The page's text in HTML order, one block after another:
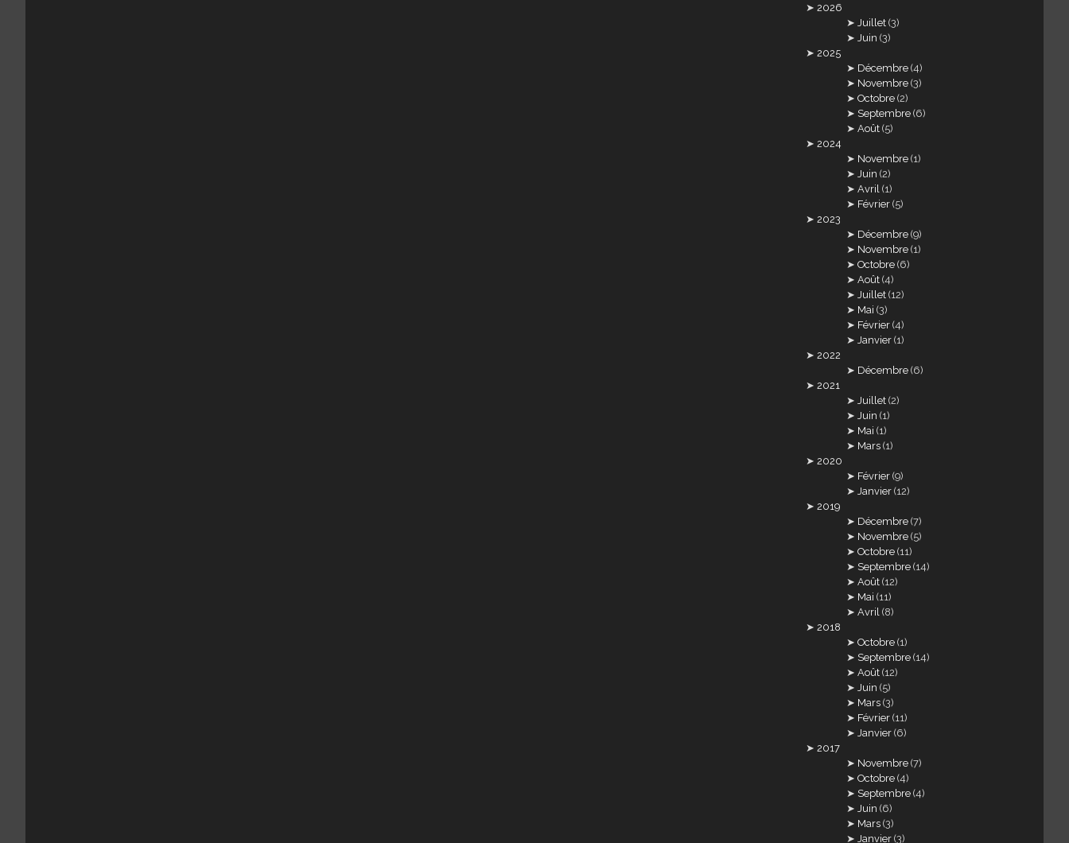
2026
Juillet (3)
Juin (3)
2025
Décembre (4)
Novembre (3)
Octobre (2)
Septembre (6)
Août (5)
2024
Novembre (1)
Juin (2)
Avril (1)
Février (5)
2023
Décembre (9)
Novembre (1)
Octobre (6)
Août (4)
Juillet (12)
Mai (3)
Février (4)
Janvier (1)
2022
Décembre (6)
2021
Juillet (2)
Juin (1)
Mai (1)
Mars (1)
2020
Février (9)
Janvier (12)
2019
Décembre (7)
Novembre (5)
Octobre (11)
Septembre (14)
Août (12)
Mai (11)
Avril (8)
2018
Octobre (1)
Septembre (14)
Août (12)
Juin (5)
Mars (3)
Février (11)
Janvier (6)
2017
Novembre (7)
Octobre (4)
Septembre (4)
Juin (6)
Mars (3)
Janvier (3)